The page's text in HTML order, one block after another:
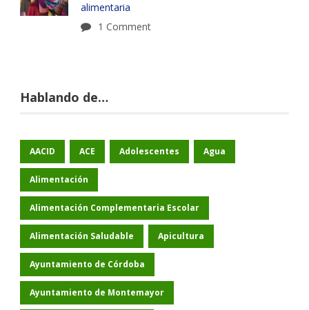
alimentaria
1 Comment
Hablando de…
AACID ACE Adolescentes Agua
Alimentación
Alimentación Complementaria Escolar
Alimentación Saludable Apicultura
Ayuntamiento de Córdoba
Ayuntamiento de Montemayor